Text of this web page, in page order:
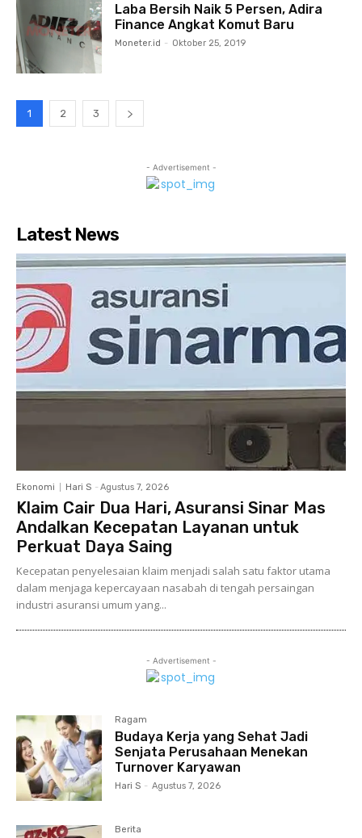
Laba Bersih Naik 5 Persen, Adira
Finance Angkat Komut Baru
Moneter.id - Oktober 25, 2019
1 2 3
- Advertisement -
Latest News
Ekonomi Hari S - Agustus 7, 2026
Klaim Cair Dua Hari, Asuransi Sinar Mas
Andalkan Kecepatan Layanan untuk
Perkuat Daya Saing
Kecepatan penyelesaian klaim menjadi salah satu faktor utama
dalam menjaga kepercayaan nasabah di tengah persaingan
industri asuransi umum yang...
- Advertisement -
Ragam
Budaya Kerja yang Sehat Jadi
Senjata Perusahaan Menekan
Turnover Karyawan
Hari S - Agustus 7, 2026
Berita